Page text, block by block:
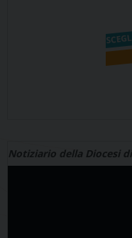
Notiziario della Diocesi